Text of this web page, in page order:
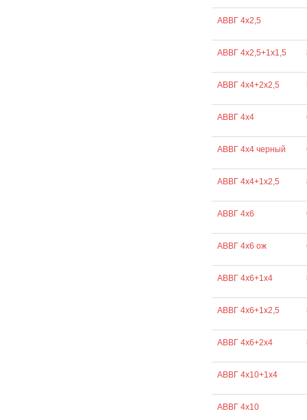
АВВГ 4х2,5
АВВГ 4х2,5+1х1,5
АВВГ 4х4+2х2,5
АВВГ 4х4
АВВГ 4х4 черный
АВВГ 4х4+1х2,5
АВВГ 4х6
АВВГ 4х6 ож
АВВГ 4х6+1х4
АВВГ 4х6+1х2,5
АВВГ 4х6+2х4
АВВГ 4х10+1х4
АВВГ 4х10